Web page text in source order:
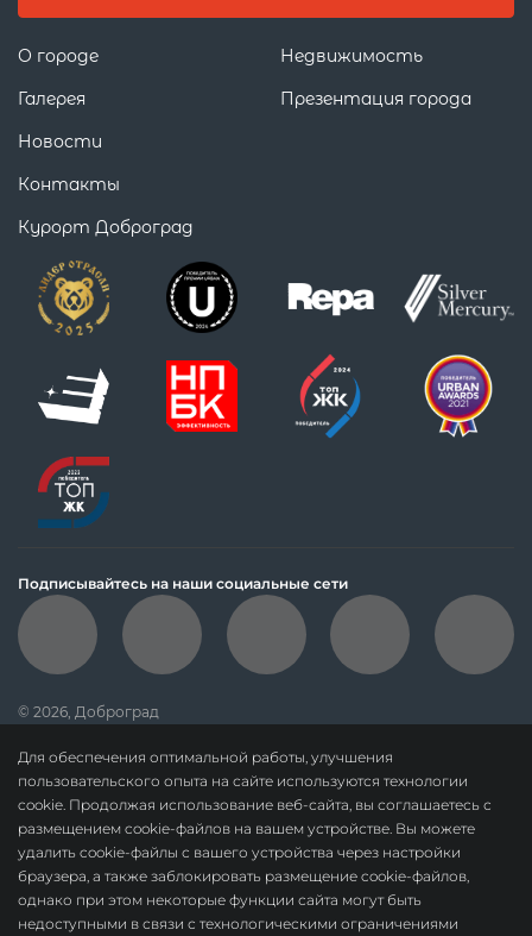
Для обеспечения оптимальной работы, улучшения
пользовательского опыта на сайте используются технологии
cookie. Продолжая использование веб-сайта, вы соглашаетесь с
размещением cookie-файлов на вашем устройстве. Вы можете
удалить cookie-файлы с вашего устройства через настройки
браузера, а также заблокировать размещение cookie-файлов,
однако при этом некоторые функции сайта могут быть
недоступными в связи с технологическими ограничениями
О городе
Недвижимость
Галерея
Новости
Контакты
Курорт Доброград
Презентация города
Подписывайтесь на наши социальные сети
© 2026, Доброград
данные о результатах СОУТ
политика о недопущении дискриминации
карта сайта
По вопросам сотрудничества:dobrograd@askonalife.com
Адрес местонахождения: 601967, Россия, Владимирская область, м. р-н